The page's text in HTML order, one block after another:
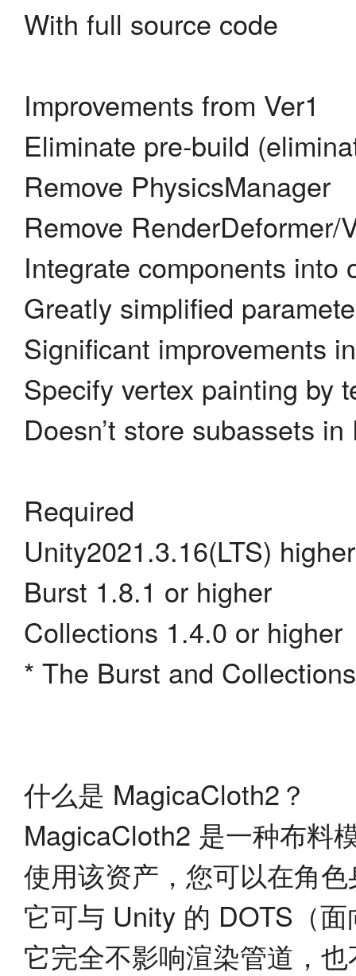
With full source code
Improvements from Ver1
Eliminate pre-build
Remove PhysicsManager
Remove RenderDeformer/
Integrate components into
Greatly simplified
Significant improvements
Specify vertex painting by
Doesn’t store subassets
Required
Unity2021.3.16(LTS) higher
Burst 1.8.1 or higher
Collections 1.4.0 or higher
* The Burst and
什么是 MagicaCloth2？
MagicaCloth2 是一种布料
使用该资产，您可以在角
它可与 Unity 的 DOTS（
它完全不影响渲染管道，